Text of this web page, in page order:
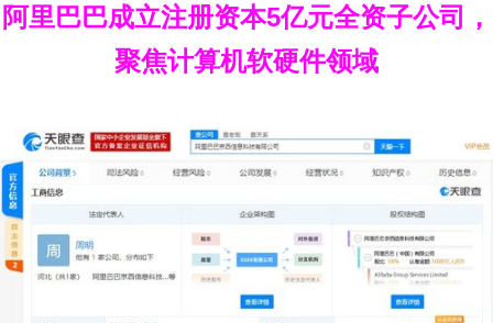
阿里巴巴成立注册资本5亿元全资子公司，
聚焦计算机软硬件领域